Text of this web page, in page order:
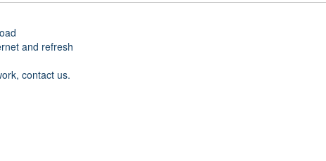
and refresh
contact us.